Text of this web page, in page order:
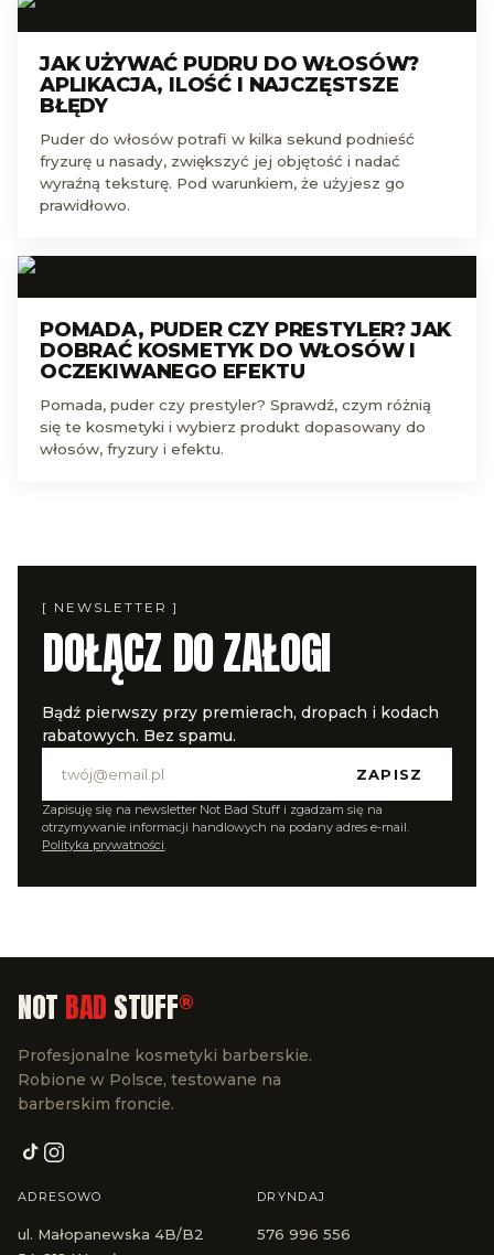
JAK UŻYWAĆ PUDRU DO WŁOSÓW?
APLIKACJA, ILOŚĆ I NAJCZĘSTSZE
BŁĘDY
Puder do włosów potrafi w kilka sekund podnieść
fryzurę u nasady, zwiększyć jej objętość i nadać
wyraźną teksturę. Pod warunkiem, że użyjesz go
prawidłowo.
POMADA, PUDER CZY PRESTYLER? JAK
DOBRAĆ KOSMETYK DO WŁOSÓW I
OCZEKIWANEGO EFEKTU
Pomada, puder czy prestyler? Sprawdź, czym różnią
się te kosmetyki i wybierz produkt dopasowany do
włosów, fryzury i efektu.
[ NEWSLETTER ]
DOŁĄCZ DO ZAŁOGI
Bądź pierwszy przy premierach, dropach i kodach
rabatowych. Bez spamu.
ZAPISZ
Zapisuję się na newsletter Not Bad Stuff i zgadzam się na
otrzymywanie informacji handlowych na podany adres e-mail.
Polityka prywatności.
NOT BAD STUFF®
Profesjonalne kosmetyki barberskie.
Robione w Polsce, testowane na
barberskim froncie.
ADRESOWO
ul. Małopanewska 4B/B2
DRYNDAJ
576 996 556